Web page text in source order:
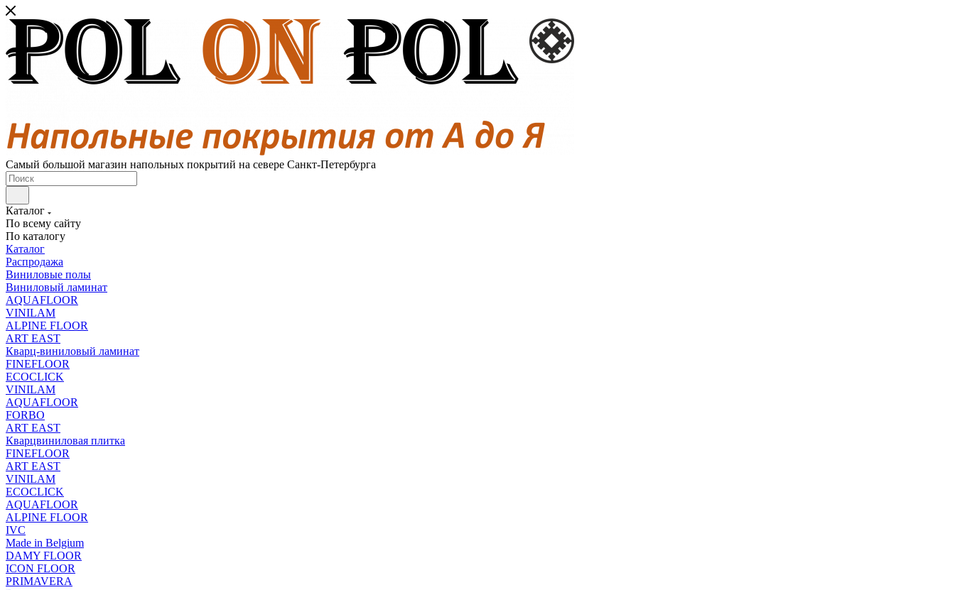
Самый большой магазин напольных покрытий на севере Санкт-Петербурга
Каталог
По всему сайту
По каталогу
Каталог
Распродажа
Виниловые полы
Виниловый ламинат
AQUAFLOOR
VINILAM
ALPINE FLOOR
ART EAST
Кварц-виниловый ламинат
FINEFLOOR
ECOCLICK
VINILAM
AQUAFLOOR
FORBO
ART EAST
Кварцвиниловая плитка
FINEFLOOR
ART EAST
VINILAM
ECOCLICK
AQUAFLOOR
ALPINE FLOOR
IVC
Made in Belgium
DAMY FLOOR
ICON FLOOR
PRIMAVERA